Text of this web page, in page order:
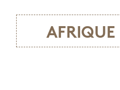
AFRIQUE